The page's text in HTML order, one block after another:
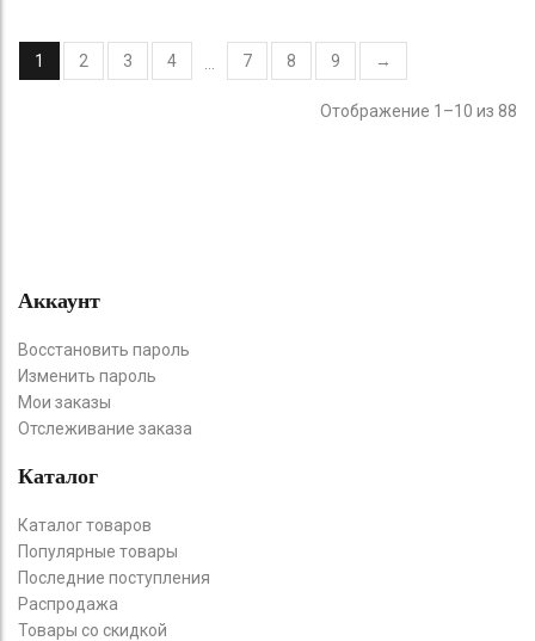
1 2 3 4 7 8 9 →
Отображение 1–10 из 88
Аккаунт
Восстановить пароль
Изменить пароль
Мои заказы
Отслеживание заказа
Каталог
Каталог товаров
Популярные товары
Последние поступления
Распродажа
Товары со скидкой